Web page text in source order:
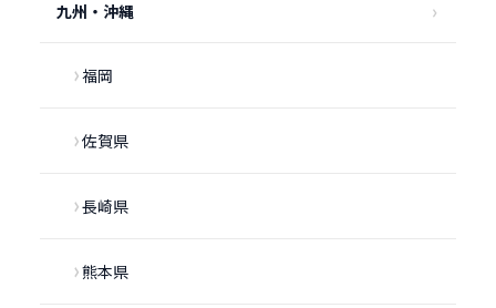
九州・沖縄
福岡
佐賀県
長崎県
熊本県